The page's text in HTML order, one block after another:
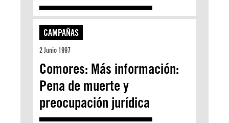
CAMPAÑAS
2 Junio 1997
Comores: Más información:
Pena de muerte y
preocupación jurídica